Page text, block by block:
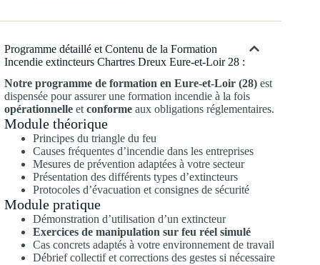
Programme détaillé et Contenu de la Formation
Incendie extincteurs Chartres Dreux Eure-et-Loir 28 :
Notre programme de formation en Eure-et-Loir (28) est
dispensée pour assurer une formation incendie à la fois
opérationnelle et conforme aux obligations réglementaires.
Module théorique
Principes du triangle du feu
Causes fréquentes d’incendie dans les entreprises
Mesures de prévention adaptées à votre secteur
Présentation des différents types d’extincteurs
Protocoles d’évacuation et consignes de sécurité
Module pratique
Démonstration d’utilisation d’un extincteur
Exercices de manipulation sur feu réel simulé
Cas concrets adaptés à votre environnement de travail
Débrief collectif et corrections des gestes si nécessaire